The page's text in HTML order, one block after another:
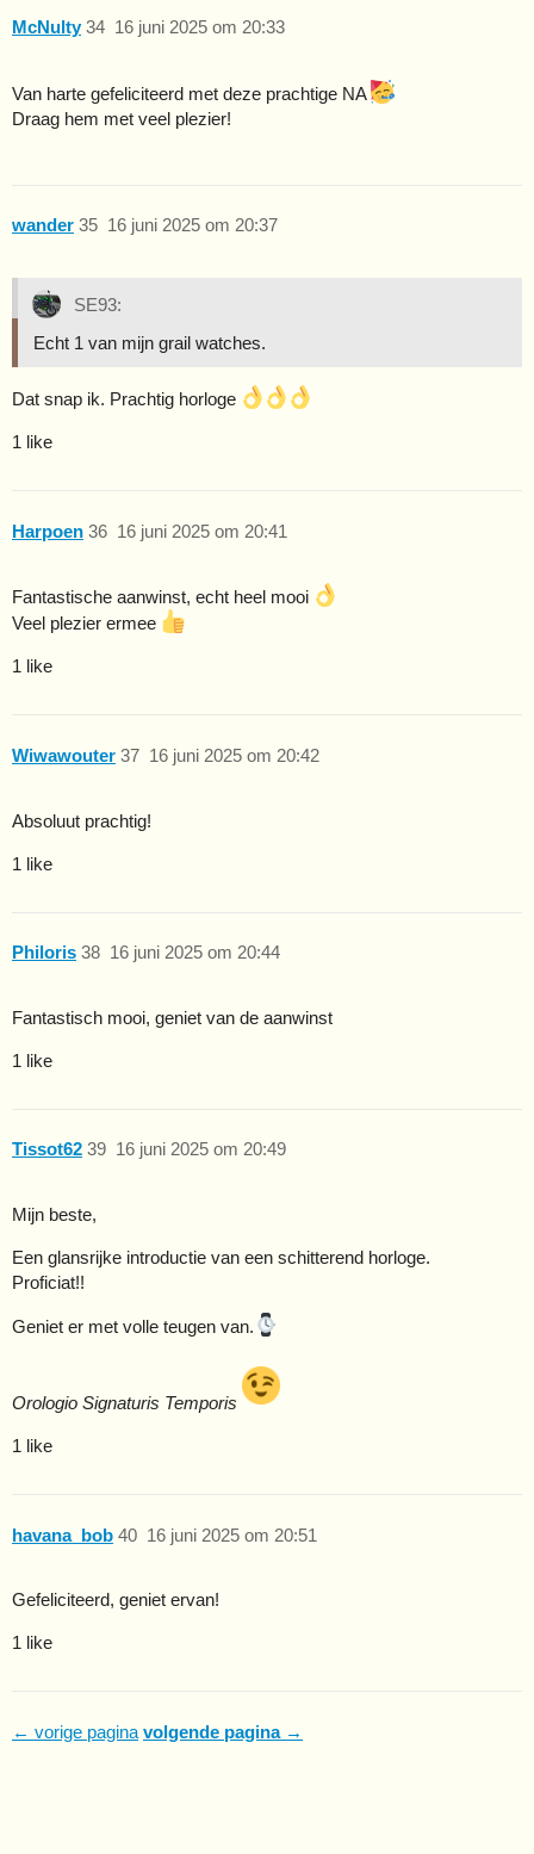
McNulty 16 juni 2025 om 20:33
34
Van harte gefeliciteerd met deze prachtige NA
Draag hem met veel plezier!
wander 16 juni 2025 om 20:37
35
SE93:
Echt 1 van mijn grail watches.
Dat snap ik. Prachtig horloge
1 like
Harpoen 16 juni 2025 om 20:41
36
Fantastische aanwinst, echt heel mooi
Veel plezier ermee
1 like
Wiwawouter 16 juni 2025 om 20:42
37
Absoluut prachtig!
1 like
Philoris 16 juni 2025 om 20:44
38
Fantastisch mooi, geniet van de aanwinst
1 like
Tissot62 16 juni 2025 om 20:49
39
Mijn beste,
Een glansrijke introductie van een schitterend horloge.
Proficiat!!
Geniet er met volle teugen van.
Orologio Signaturis Temporis
1 like
havana_bob 16 juni 2025 om 20:51
40
Gefeliciteerd, geniet ervan!
1 like
← vorige pagina volgende pagina →